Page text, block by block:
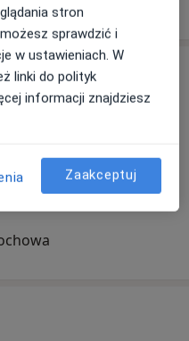
stron
sprawdzić i
w ustawieniach. W
linki do polityk
informacji znajdziesz
Zaakceptuj